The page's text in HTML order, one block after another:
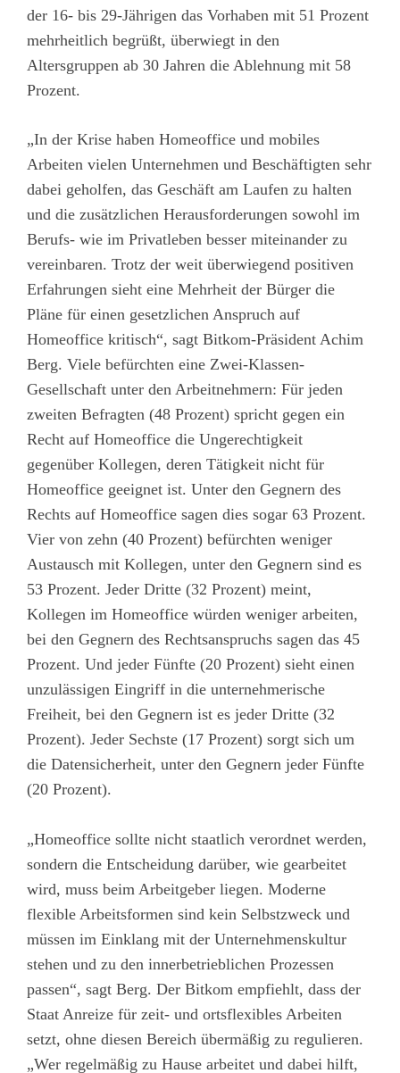
der 16- bis 29-Jährigen das Vorhaben mit 51 Prozent
mehrheitlich begrüßt, überwiegt in den
Altersgruppen ab 30 Jahren die Ablehnung mit 58
Prozent.
„In der Krise haben Homeoffice und mobiles
Arbeiten vielen Unternehmen und Beschäftigten sehr
dabei geholfen, das Geschäft am Laufen zu halten
und die zusätzlichen Herausforderungen sowohl im
Berufs- wie im Privatleben besser miteinander zu
vereinbaren. Trotz der weit überwiegend positiven
Erfahrungen sieht eine Mehrheit der Bürger die
Pläne für einen gesetzlichen Anspruch auf
Homeoffice kritisch“, sagt Bitkom-Präsident Achim
Berg. Viele befürchten eine Zwei-Klassen-
Gesellschaft unter den Arbeitnehmern: Für jeden
zweiten Befragten (48 Prozent) spricht gegen ein
Recht auf Homeoffice die Ungerechtigkeit
gegenüber Kollegen, deren Tätigkeit nicht für
Homeoffice geeignet ist. Unter den Gegnern des
Rechts auf Homeoffice sagen dies sogar 63 Prozent.
Vier von zehn (40 Prozent) befürchten weniger
Austausch mit Kollegen, unter den Gegnern sind es
53 Prozent. Jeder Dritte (32 Prozent) meint,
Kollegen im Homeoffice würden weniger arbeiten,
bei den Gegnern des Rechtsanspruchs sagen das 45
Prozent. Und jeder Fünfte (20 Prozent) sieht einen
unzulässigen Eingriff in die unternehmerische
Freiheit, bei den Gegnern ist es jeder Dritte (32
Prozent). Jeder Sechste (17 Prozent) sorgt sich um
die Datensicherheit, unter den Gegnern jeder Fünfte
(20 Prozent).
„Homeoffice sollte nicht staatlich verordnet werden,
sondern die Entscheidung darüber, wie gearbeitet
wird, muss beim Arbeitgeber liegen. Moderne
flexible Arbeitsformen sind kein Selbstzweck und
müssen im Einklang mit der Unternehmenskultur
stehen und zu den innerbetrieblichen Prozessen
passen“, sagt Berg. Der Bitkom empfiehlt, dass der
Staat Anreize für zeit- und ortsflexibles Arbeiten
setzt, ohne diesen Bereich übermäßig zu regulieren.
„Wer regelmäßig zu Hause arbeitet und dabei hilft,